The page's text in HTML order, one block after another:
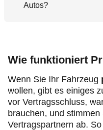
Autos?
Wie funktioniert
Wenn Sie Ihr Fahrzeug
wollen, gibt es einiges
vor Vertragsschluss,
brauchen, und
Vertragspartnern ab.